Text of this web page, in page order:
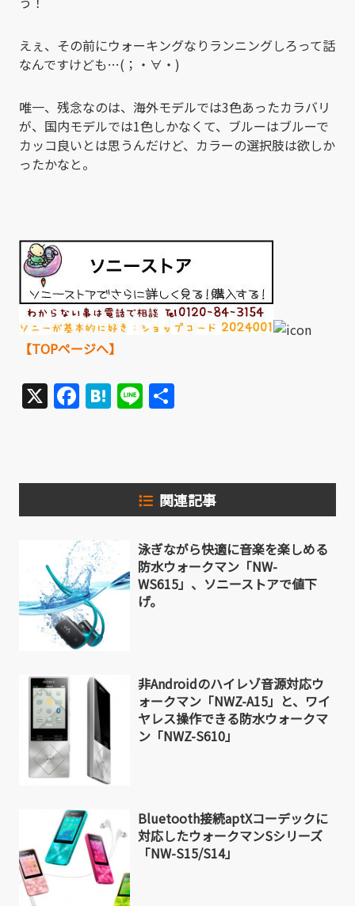
えぇ、その前にウォーキングなりランニングしろって話
なんですけども…(；・∀・)
唯一、残念なのは、海外モデルでは3色あったカラバリ
が、国内モデルでは1色しかなくて、ブルーはブルーで
カッコ良いとは思うんだけど、カラーの選択肢は欲しか
ったかなと。
【TOPページへ】
X Facebook
Hatena
Line
関連記事
泳ぎながら快適に音楽を楽しめる
防水ウォークマン「NW-
WS615」、ソニーストアで値下
げ。
非Androidのハイレゾ音源対応ウ
ォークマン「NWZ-A15」と、ワイ
ヤレス操作できる防水ウォークマ
ン「NWZ-S610」
Bluetooth接続aptXコーデックに
対応したウォークマンSシリーズ
「NW-S15/S14」